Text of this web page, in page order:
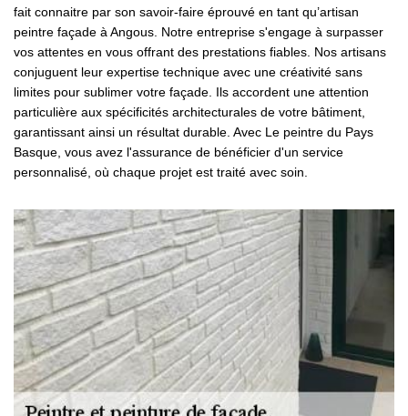
fait connaitre par son savoir-faire éprouvé en tant qu’artisan
peintre façade à Angous. Notre entreprise s'engage à surpasser
vos attentes en vous offrant des prestations fiables. Nos artisans
conjuguent leur expertise technique avec une créativité sans
limites pour sublimer votre façade. Ils accordent une attention
particulière aux spécificités architecturales de votre bâtiment,
garantissant ainsi un résultat durable. Avec Le peintre du Pays
Basque, vous avez l'assurance de bénéficier d'un service
personnalisé, où chaque projet est traité avec soin.